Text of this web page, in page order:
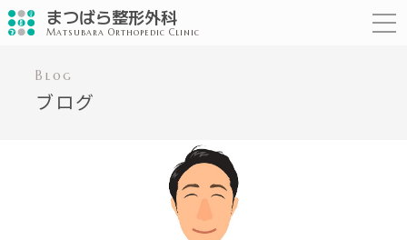
まつばら整形外科
-
Matsubara Orthopedic Clinic
Blog
ブログ